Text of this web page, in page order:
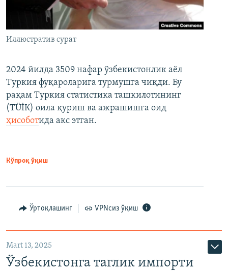
Иллюстратив сурат
2024 йилда 3509 нафар ўзбекистонлик аёл
Туркия фуқароларига турмушга чиқди. Бу
рақам Туркия статистика ташкилотининг
(ТÜİК) оила қуриш ва ажрашишга оид
ҳисоботида акс этган.
Кўпроқ ўқиш
Ўртоқлашинг VPNсиз ўқиш
Mart 13, 2025
Ўзбекистонга таглик импорти